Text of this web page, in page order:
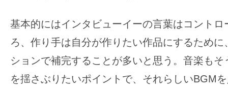
基本的にはインタビューイーの言葉はコントロ
ろ、作り手は自分が作りたい作品にするため
ションで補完することが多いと思う。音楽も
を揺さぶりたいポイントで、それらしいBGM